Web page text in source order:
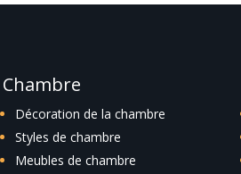
Chambre
Décoration de la chambre
Styles de chambre
Meubles de chambre